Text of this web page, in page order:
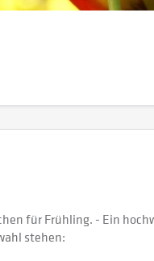
für Frühling. - Ein
stehen: